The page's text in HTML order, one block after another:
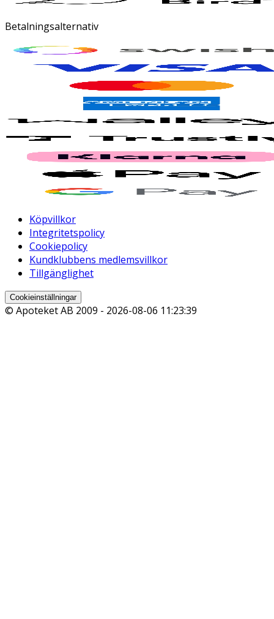
Betalningsalternativ
Köpvillkor
Integritetspolicy
Cookiepolicy
Kundklubbens medlemsvillkor
Tillgänglighet
Cookieinställningar
© Apoteket AB 2009 - 2026-08-06 11:23:39